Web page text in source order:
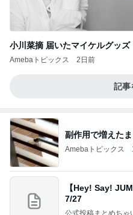
小川菜摘 届いたマイケルグッズ
Amebaトピックス 2日前
記事
副作用で増えた
Amebaトピックス
【Hey! Say!
7/27
公式投稿まとめちゃ